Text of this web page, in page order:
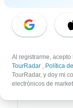
Destinos
Al registrarme, acepto
TourRadar , Política
TourRadar, y doy mi
electrónicos de